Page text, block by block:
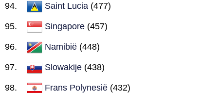
Saint Lucia (477)
Singapore (457)
Namibië (448)
Slowakije (438)
Frans Polynesië (432)